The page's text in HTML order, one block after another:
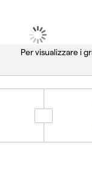
Per visualizzare i